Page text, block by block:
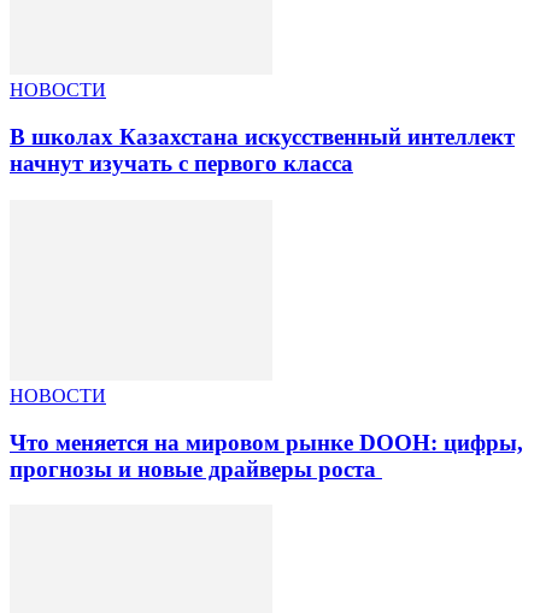
НОВОСТИ
В школах Казахстана искусственный интеллект
начнут изучать с первого класса
НОВОСТИ
Что меняется на мировом рынке DOOH: цифры,
прогнозы и новые драйверы роста